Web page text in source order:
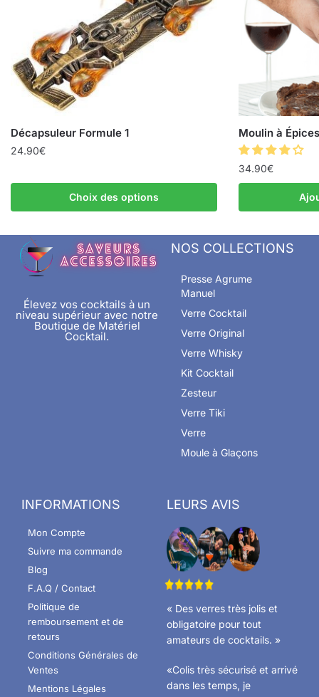
Décapsuleur Formule 1
24.90€
Choix des options
Moulin à
34.90€
Élevez vos cocktails à un
niveau supérieur avec notre
Boutique de Matériel
Cocktail.
NOS COLLECTIONS
Presse Agrume
Manuel
Verre Cocktail
Verre Original
Verre Whisky
Kit Cocktail
Zesteur
Verre Tiki
Verre
Moule à Glaçons
INFORMATIONS
Mon Compte
Suivre ma commande
Blog
F.A.Q / Contact
Politique de
remboursement et de
retours
Conditions Générales de
Ventes
Mentions Légales
LEURS AVIS
« Des verres très jolis et
obligatoire pour tout
amateurs de cocktails. »
«Colis très sécurisé et arrivé
dans les temps, je